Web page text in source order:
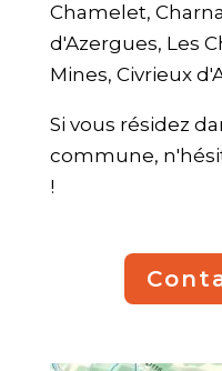
Chamelet,
d'Azergues, Les
Mines, Civrieux
Si vous résidez
commune,
!